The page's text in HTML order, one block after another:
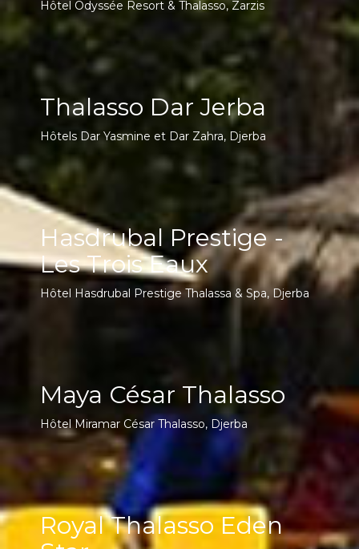
Hôtel Odyssée Resort & Thalasso, Zarzis
Thalasso Dar Jerba
Hôtels Dar Yasmine et Dar Zahra, Djerba
Hasdrubal Prestige -
Les Trois Eaux
Hôtel Hasdrubal Prestige Thalassa & Spa, Djerba
Maya César Thalasso
Hôtel Miramar César Thalasso, Djerba
Royal Thalasso Eden